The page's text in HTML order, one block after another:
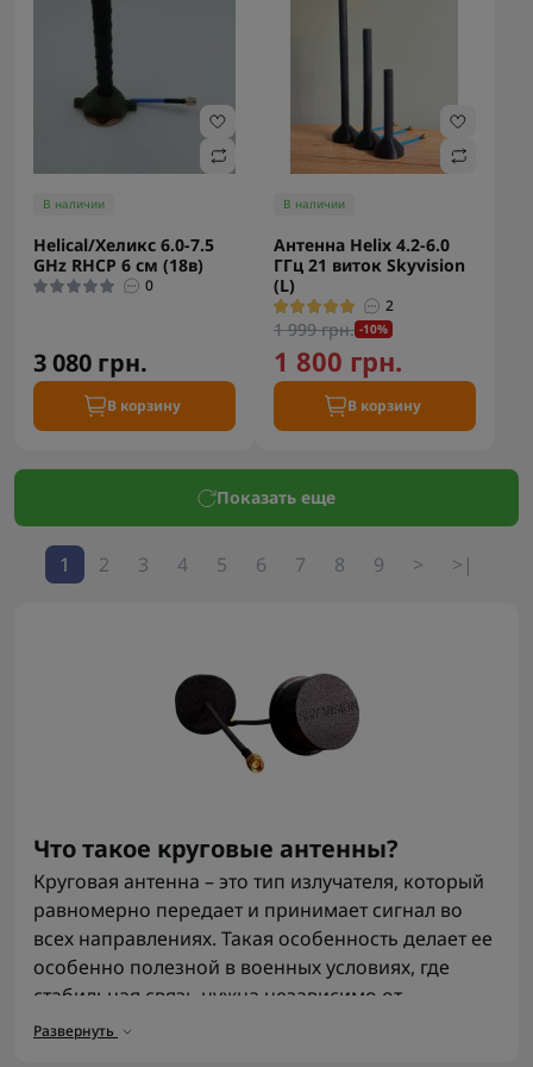
В наличии
Helical/Хеликс 6.0-7.5
GHz RHCP 6 см (18в)
0
3 080 грн.
В корзину
В наличии
Антенна Helix 4.2-6.0
ГГц 21 виток Skyvision
(L)
2
1 999 грн. -10%
1 800 грн.
В корзину
Показать еще
1 2 3 4 5 6 7 8 9 > >|
Что такое круговые антенны?
Круговая антенна – это тип излучателя, который
равномерно передает и принимает сигнал во
всех направлениях. Такая особенность делает ее
особенно полезной в военных условиях, где
стабильная связь нужна независимо от
положения передатчика или приемника.
Развернуть